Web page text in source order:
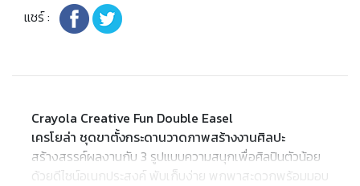
แชร์ :
Crayola Creative Fun Double Easel
เครโยล่า ชุดขาตั้งกระดานวาดภาพสร้างงานศิลปะ
สร้างสรรค์ผลงานกับ 3 รูปแบบความสนุกเพื่อศิลปินตัวน้อย
ด้วยดีไซน์อเนกประสงค์ พับเก็บง่าย พกพาสะดวกพร้อมมอบ